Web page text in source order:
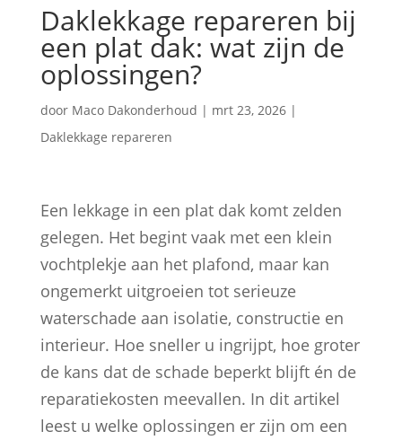
Daklekkage repareren bij
een plat dak: wat zijn de
oplossingen?
door Maco Dakonderhoud | mrt 23, 2026|
Daklekkage repareren
Een lekkage in een plat dak komt zelden
gelegen. Het begint vaak met een klein
vochtplekje aan het plafond, maar kan
ongemerkt uitgroeien tot serieuze
waterschade aan isolatie, constructie en
interieur. Hoe sneller u ingrijpt, hoe groter
de kans dat de schade beperkt blijft én de
reparatiekosten meevallen. In dit artikel
leest u welke oplossingen er zijn om een